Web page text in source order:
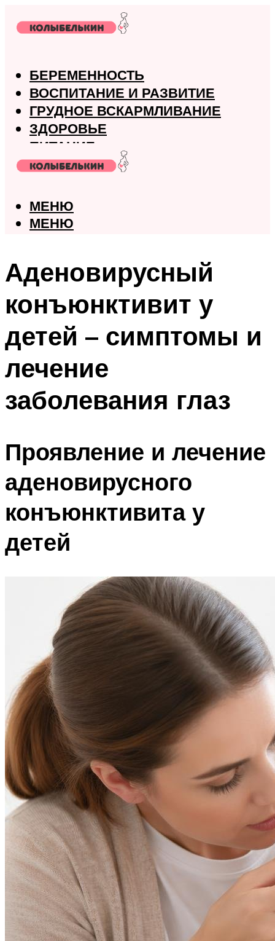
БЕРЕМЕННОСТЬ
ВОСПИТАНИЕ И РАЗВИТИЕ
ГРУДНОЕ ВСКАРМЛИВАНИЕ
ЗДОРОВЬЕ
ПИТАНИЕ
РОДЫ
МЕНЮ
МЕНЮ
Аденовирусный
конъюнктивит у
детей – симптомы и
лечение
заболевания глаз
Проявление и лечение
аденовирусного
конъюнктивита у
детей